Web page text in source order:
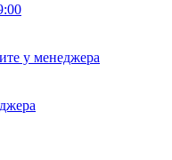
у менеджера